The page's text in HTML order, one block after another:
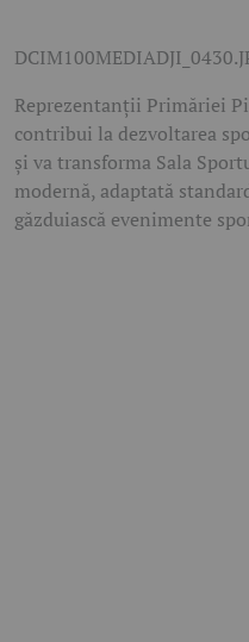
Reprezentanții Primăriei
contribui la dezvoltarea
și va transforma Sala
modernă, adaptată
găzduiască evenimente